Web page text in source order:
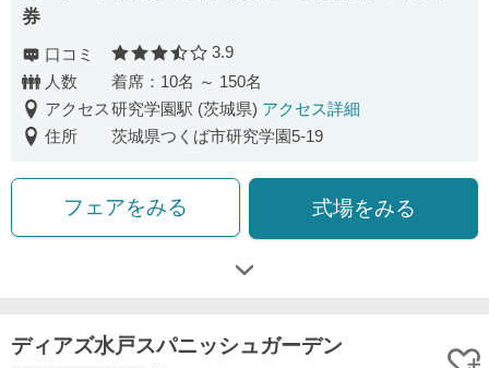
券
口コミ 口コミ評価
3.9
人数
着席：10名 ～ 150名
アクセス研究学園駅 (茨城県) アクセス詳細
住所
茨城県つくば市研究学園5-19
フェアをみる 式場をみる
ディアズ水戸スパニッシュガーデン